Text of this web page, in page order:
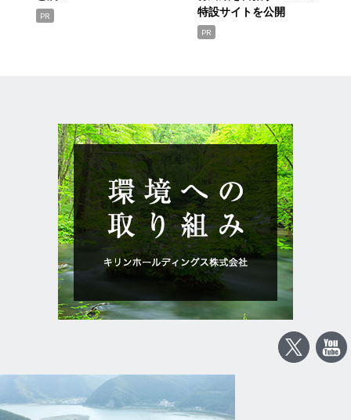
PR
特設サイトを公開
PR